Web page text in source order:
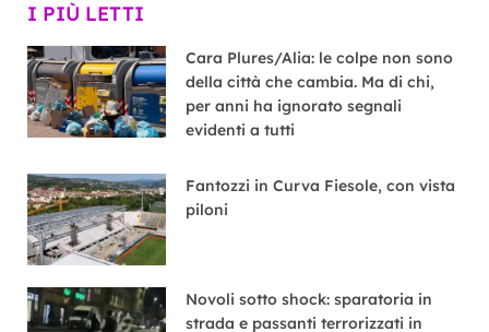
I PIÙ LETTI
Cara Plures/Alia: le colpe non sono
della città che cambia. Ma di chi,
per anni ha ignorato segnali
evidenti a tutti
Fantozzi in Curva Fiesole, con vista
piloni
Novoli sotto shock: sparatoria in
strada e passanti terrorizzati in